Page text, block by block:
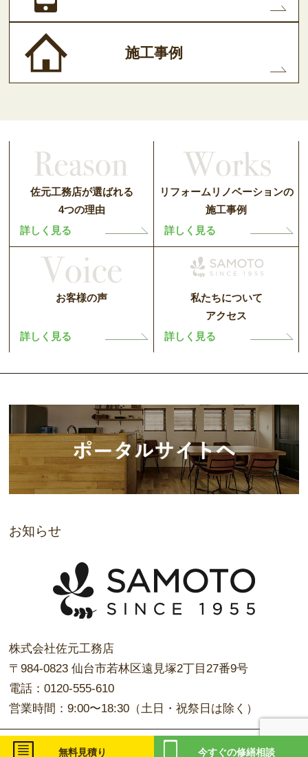
無料見積り 今すぐの修繕相談
施工事例
佐元工務店が選ばれる
4つの理由
詳しく見る
リフォームリノベーションの
施工事例
詳しく見る
お客様の声
詳しく見る
私たちについて
アクセス
詳しく見る
お知らせ
株式会社佐元工務店
〒984-0823 仙台市若林区遠見塚2丁目27番9号
電話：0120-555-610
営業時間：9:00〜18:30（土日・祝祭日は除く）
Copyright © 株式会社佐元工務店 All rights reserved.